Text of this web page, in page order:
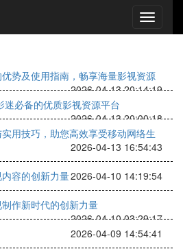
势及使用指南，畅享海量影视资源
2026-04-13 20:14:19
必备的优质影视资源平台
2026-04-13 20:00:18
用技巧，助您高效享受移动网络生
2026-04-13 16:54:43
容的创新力量2026-04-10 14:19:54
作新时代的创新力量
2026-04-10 03:29:17
2026-04-09 14:54:41